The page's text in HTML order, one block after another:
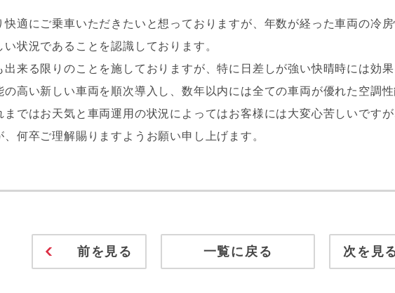
快適にご乗車いただきたいと想っておりますが、年数が経った車両の冷
状況であることを認識しております。
出来る限りのことを施しておりますが、特に日差しが強い快晴時には効
の高い新しい車両を順次導入し、数年以内には全ての車両が優れた空調
まではお天気と車両運用の状況によってはお客様には大変心苦しいです
何卒ご理解賜りますようお願い申し上げます。
前を見る 一覧に戻る 次を見